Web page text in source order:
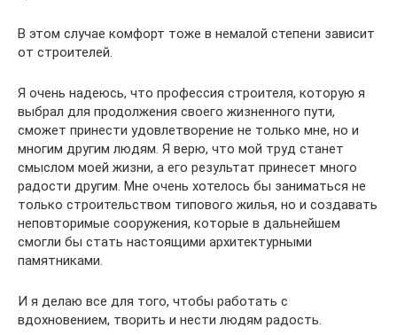
В этом случае комфорт тоже в немалой степени зависит
от строителей.
Я очень надеюсь, что профессия строителя, которую я
выбрал для продолжения своего жизненного пути,
сможет принести удовлетворение не только мне, но и
многим другим людям. Я верю, что мой труд станет
смыслом моей жизни, а его результат принесет много
радости другим. Мне очень хотелось бы заниматься не
только строительством типового жилья, но и создавать
неповторимые сооружения, которые в дальнейшем
смогли бы стать настоящими архитектурными
памятниками.
И я делаю все для того, чтобы работать с
вдохновением, творить и нести людям радость.